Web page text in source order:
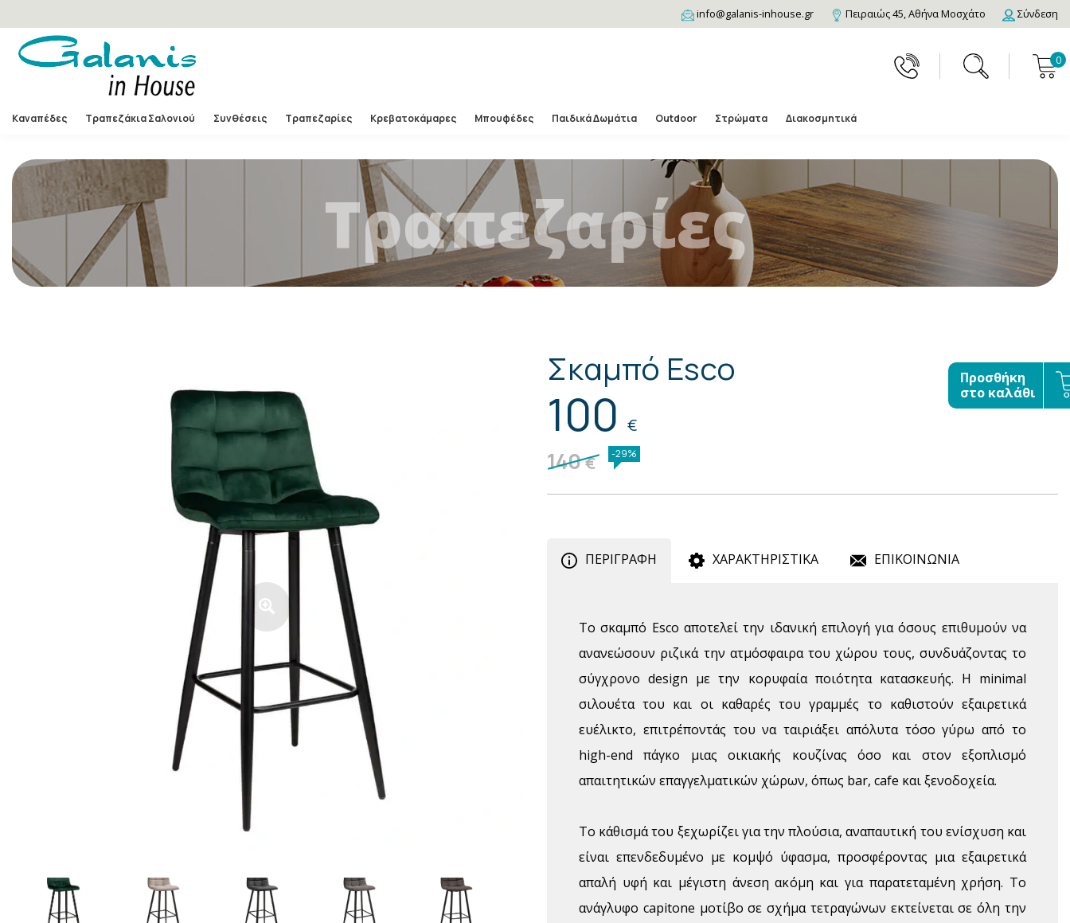
info@galanis-inhouse.gr Πειραιώς 45, Αθήνα Μοσχάτο Σύνδεση
0
Καναπέδες Τραπεζάκια Σαλονιού Συνθέσεις Τραπεζαρίες Κρεβατοκάμαρες Μπουφέδες Παιδικά Δωμάτια Outdoor Στρώματα Διακοσμητικά
Τραπεζαρίες
Σκαμπό Esco
100 €
140€ -29%
Προσθήκη
στο καλάθι
ΠΕΡΙΓΡΑΦΗ ΧΑΡΑΚΤΗΡΙΣΤΙΚΑ ΕΠΙΚΟΙΝΩΝΙΑ
Το σκαμπό Esco αποτελεί την ιδανική επιλογή για όσους επιθυμούν να
ανανεώσουν ριζικά την ατμόσφαιρα του χώρου τους, συνδυάζοντας το
σύγχρονο design με την κορυφαία ποιότητα κατασκευής. Η minimal
σιλουέτα του και οι καθαρές του γραμμές το καθιστούν εξαιρετικά
ευέλικτο, επιτρέποντάς του να ταιριάξει απόλυτα τόσο γύρω από το
high-end πάγκο μιας οικιακής κουζίνας όσο και στον εξοπλισμό
απαιτητικών επαγγελματικών χώρων, όπως bar, cafe και ξενοδοχεία.
Το κάθισμά του ξεχωρίζει για την πλούσια, αναπαυτική του ενίσχυση και
είναι επενδεδυμένο με κομψό ύφασμα, προσφέροντας μια εξαιρετικά
απαλή υφή και μέγιστη άνεση ακόμη και για παρατεταμένη χρήση. Το
ανάγλυφο capitone μοτίβο σε σχήμα τετραγώνων εκτείνεται σε όλη την